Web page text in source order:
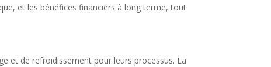
et les bénéfices financiers à long terme, tout
et de refroidissement pour leurs processus. La